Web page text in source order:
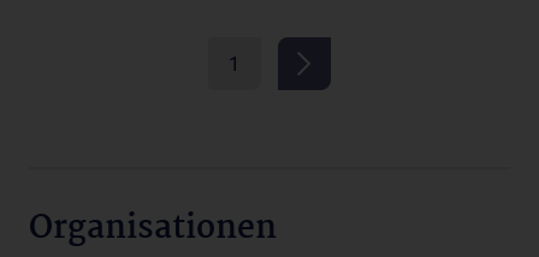
1
Organisationen